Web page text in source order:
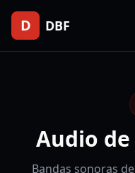
D DBF
Audio
Bandas sonoras